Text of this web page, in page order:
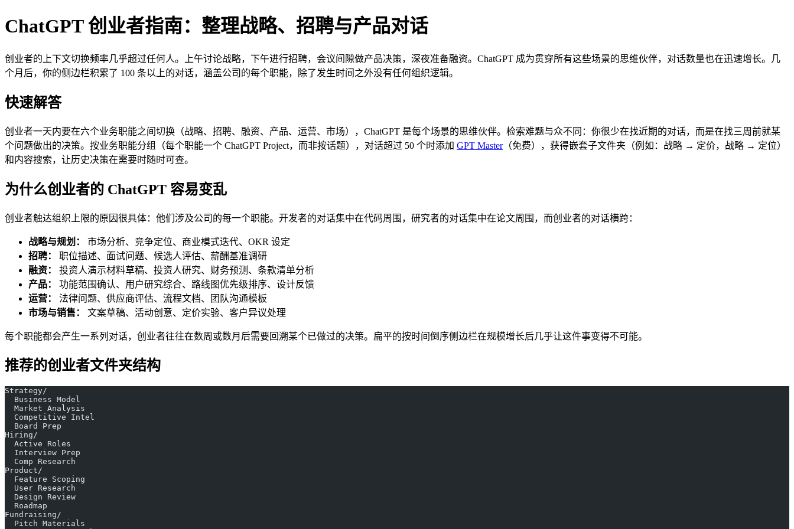
ChatGPT 创业者指南：整理战略、招聘与产品对话
创业者的上下文切换频率几乎超过任何人。上午讨论战略，下午进行招聘，会议间隙做产品决策，深夜准备融资。ChatGPT 成为贯穿所有这些场景的思维伙伴，对话数量也在迅速增长。几
个月后，你的侧边栏积累了 100 条以上的对话，涵盖公司的每个职能，除了发生时间之外没有任何组织逻辑。
快速解答
创业者一天内要在六个业务职能之间切换（战略、招聘、融资、产品、运营、市场），ChatGPT 是每个场景的思维伙伴。检索难题与众不同：你很少在找近期的对话，而是在找三周前就某
个问题做出的决策。按业务职能分组（每个职能一个 ChatGPT Project，而非按话题），对话超过 50 个时添加 GPT Master（免费），获得嵌套子文件夹（例如：战略 → 定价，战略 → 定位）
和内容搜索，让历史决策在需要时随时可查。
为什么创业者的 ChatGPT 容易变乱
创业者触达组织上限的原因很具体：他们涉及公司的每一个职能。开发者的对话集中在代码周围，研究者的对话集中在论文周围，而创业者的对话横跨：
战略与规划：
市场分析、竞争定位、商业模式迭代、OKR 设定
招聘：
职位描述、面试问题、候选人评估、薪酬基准调研
融资：
投资人演示材料草稿、投资人研究、财务预测、条款清单分析
产品：
功能范围确认、用户研究综合、路线图优先级排序、设计反馈
运营：
法律问题、供应商评估、流程文档、团队沟通模板
市场与销售：
文案草稿、活动创意、定价实验、客户异议处理
每个职能都会产生一系列对话，创业者往往在数周或数月后需要回溯某个已做过的决策。扁平的按时间倒序侧边栏在规模增长后几乎让这件事变得不可能。
推荐的创业者文件夹结构
Strategy/
  Business Model
  Market Analysis
  Competitive Intel
  Board Prep
Hiring/
  Active Roles
  Interview Prep
  Comp Research
Product/
  Feature Scoping
  User Research
  Design Review
  Roadmap
Fundraising/
  Pitch Materials